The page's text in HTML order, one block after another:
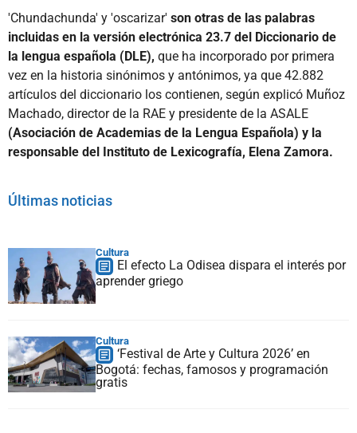
'Chundachunda' y 'oscarizar' son otras de las palabras
incluidas en la versión electrónica 23.7 del Diccionario de
la lengua española (DLE), que ha incorporado por primera
vez en la historia sinónimos y antónimos, ya que 42.882
artículos del diccionario los contienen, según explicó Muñoz
Machado, director de la RAE y presidente de la ASALE
(Asociación de Academias de la Lengua Española) y la
responsable del Instituto de Lexicografía, Elena Zamora.
Últimas noticias
Cultura
El efecto La Odisea dispara el interés por
aprender griego
Cultura
‘Festival de Arte y Cultura 2026’ en
Bogotá: fechas, famosos y programación
gratis